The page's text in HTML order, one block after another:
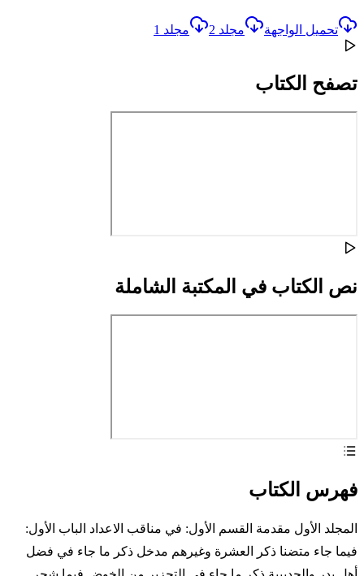
تحميل الواجهة مجلد 2 مجلد 1
تصفح الكتاب
نص الكتاب في المكتبة الشاملة
فهرس الكتاب
المجلد الأول مقدمة القسم الأول: في مناقب الاعداد الباب الأول:
فيما جاء متضنا ذكر العشرة وغيرهم مدخل ذكر ما جاء في فضل